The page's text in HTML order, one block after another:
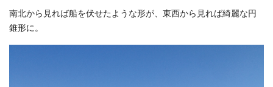
南北から見れば船を伏せたような形が、東西から見れば綺麗な円
錐形に。